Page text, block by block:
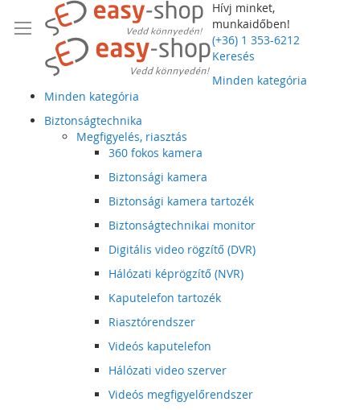
Hívj minket,
munkaidőben!
(+36) 1 353-6212
Keresés
Minden kategória
Minden kategória
Biztonságtechnika
Megfigyelés, riasztás
360 fokos kamera
Biztonsági kamera
Biztonsági kamera tartozék
Biztonságtechnikai monitor
Digitális video rögzítő (DVR)
Hálózati képrögzítő (NVR)
Kaputelefon tartozék
Riasztórendszer
Videós kaputelefon
Hálózati video szerver
Videós megfigyelőrendszer